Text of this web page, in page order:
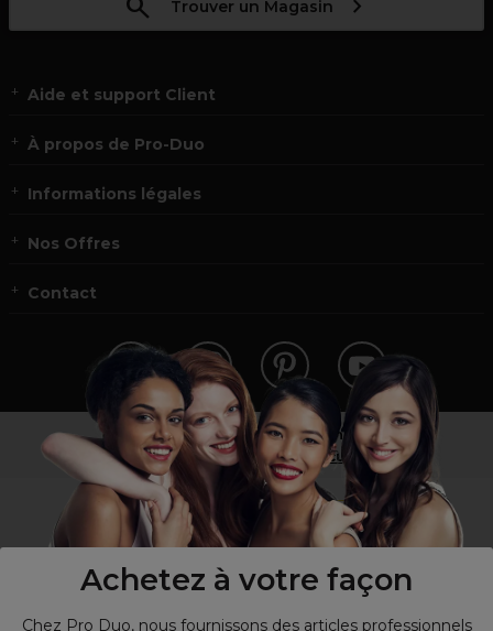
Achetez à votre façon
Chez Pro Duo, nous fournissons des articles professionnels
Trouver un Magasin
Aide et support Client
À propos de Pro-Duo
Informations légales
Nos Offres
Contact
Vous n’êtes pas un professionnel ?
Visitez notre site pour les particuliers!